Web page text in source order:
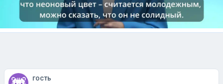
гость